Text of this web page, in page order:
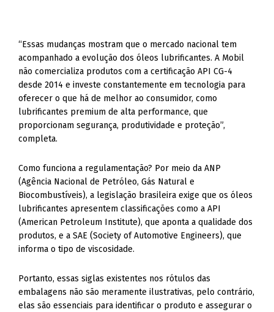
“Essas mudanças mostram que o mercado nacional tem
acompanhado a evolução dos óleos lubrificantes. A Mobil
não comercializa produtos com a certificação API CG-4
desde 2014 e investe constantemente em tecnologia para
oferecer o que há de melhor ao consumidor, como
lubrificantes premium de alta performance, que
proporcionam segurança, produtividade e proteção”,
completa.
Como funciona a regulamentação? Por meio da ANP
(Agência Nacional de Petróleo, Gás Natural e
Biocombustíveis), a legislação brasileira exige que os óleos
lubrificantes apresentem classificações como a API
(American Petroleum Institute), que aponta a qualidade dos
produtos, e a SAE (Society of Automotive Engineers), que
informa o tipo de viscosidade.
Portanto, essas siglas existentes nos rótulos das
embalagens não são meramente ilustrativas, pelo contrário,
elas são essenciais para identificar o produto e assegurar o